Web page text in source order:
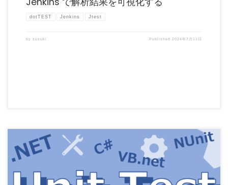
dotTEST Jenkins Jtest
by suzuki Published 2024年7月11日